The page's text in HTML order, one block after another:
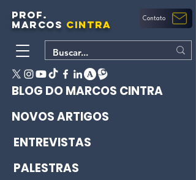
PROF.
MARCOS CINTRA Contato
BLOG DO MARCOS CINTRA
NOVOS ARTIGOS
ENTREVISTAS
PALESTRAS